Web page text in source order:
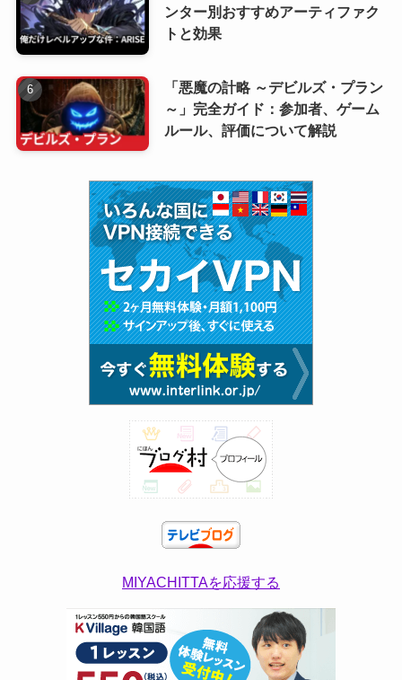
ンター別おすすめアーティファク
トと効果
「悪魔の計略 ～デビルズ・プラン
～」完全ガイド：参加者、ゲーム
ルール、評価について解説
MIYACHITTAを応援する